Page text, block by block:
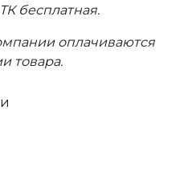
бесплатная.
оплачиваются
товара.